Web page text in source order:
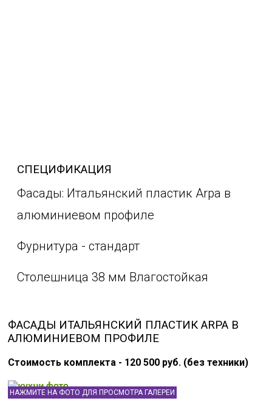
СПЕЦИФИКАЦИЯ
Фасады: Итальянский пластик Arpa в
алюминиевом профиле
Фурнитура - стандарт
Столешница 38 мм Влагостойкая
ФАСАДЫ ИТАЛЬЯНСКИЙ ПЛАСТИК ARPA В
АЛЮМИНИЕВОМ ПРОФИЛЕ
Стоимость комплекта - 120 500 руб. (без техники)
НАЖМИТЕ НА ФОТО ДЛЯ ПРОСМОТРА ГАЛЕРЕИ